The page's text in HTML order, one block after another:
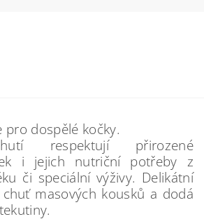
pro dospělé kočky.
respektují přirozené
i jejich nutriční potřeby z
či speciální výživy. Delikátní
masových kousků a dodá